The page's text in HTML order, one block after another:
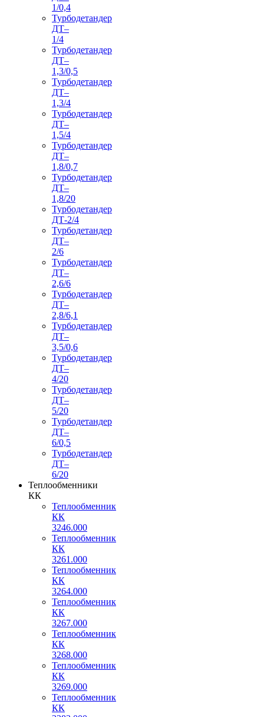
1/0,4
Турбодетандер
ДТ–
1/4
Турбодетандер
ДТ–
1,3/0,5
Турбодетандер
ДТ–
1,3/4
Турбодетандер
ДТ–
1,5/4
Турбодетандер
ДТ–
1,8/0,7
Турбодетандер
ДТ–
1,8/20
Турбодетандер
ДТ-2/4
Турбодетандер
ДТ–
2/6
Турбодетандер
ДТ–
2,6/6
Турбодетандер
ДТ–
2,8/6,1
Турбодетандер
ДТ–
3,5/0,6
Турбодетандер
ДТ–
4/20
Турбодетандер
ДТ–
5/20
Турбодетандер
ДТ–
6/0,5
Турбодетандер
ДТ–
6/20
Теплообменники
КК
Теплообменник
КК
3246.000
Теплообменник
КК
3261.000
Теплообменник
КК
3264.000
Теплообменник
КК
3267.000
Теплообменник
КК
3268.000
Теплообменник
КК
3269.000
Теплообменник
КК